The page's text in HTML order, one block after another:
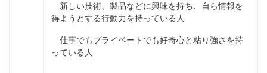
新しい技術、製品などに興味を持ち、自ら情報を
得ようとする行動力を持っている人
仕事でもプライベートでも好奇心と粘り強さを持
っている人